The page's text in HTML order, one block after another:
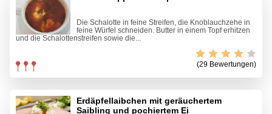
Die Schalotte in feine Streifen, die Knoblauchzehe in
feine Würfel schneiden. Butter in einem Topf erhitzen
und die Schalottenstreifen sowie die...
(29 Bewertungen)
Erdäpfellaibchen mit geräuchertem
Saibling und pochiertem Ei